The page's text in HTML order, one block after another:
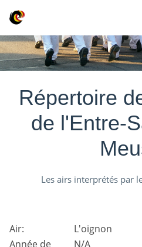
Répertoire
de l'Entre-
Les airs interprétés par
Air:
L'oignon
Année de
N/A